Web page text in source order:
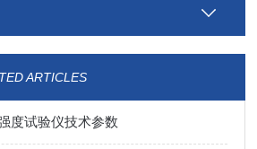
ARTICLES
度试验仪技术参数